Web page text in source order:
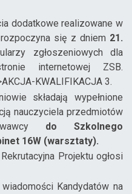
dodatkowe realizowane w
się z dniem 21.
zgłoszeniowych dla
internetowej ZSB.
KWALIFIKACJA 3.
składają wypełnione
nauczyciela przedmiotów
do Szkolnego
16W (warsztaty).
Projektu ogłosi
Kandydatów na